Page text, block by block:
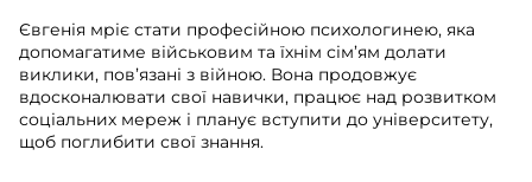
Євгенія мріє стати професійною психологинею, яка
допомагатиме військовим та їхнім сім’ям долати
виклики, пов’язані з війною. Вона продовжує
вдосконалювати свої навички, працює над розвитком
соціальних мереж і планує вступити до університету,
щоб поглибити свої знання.